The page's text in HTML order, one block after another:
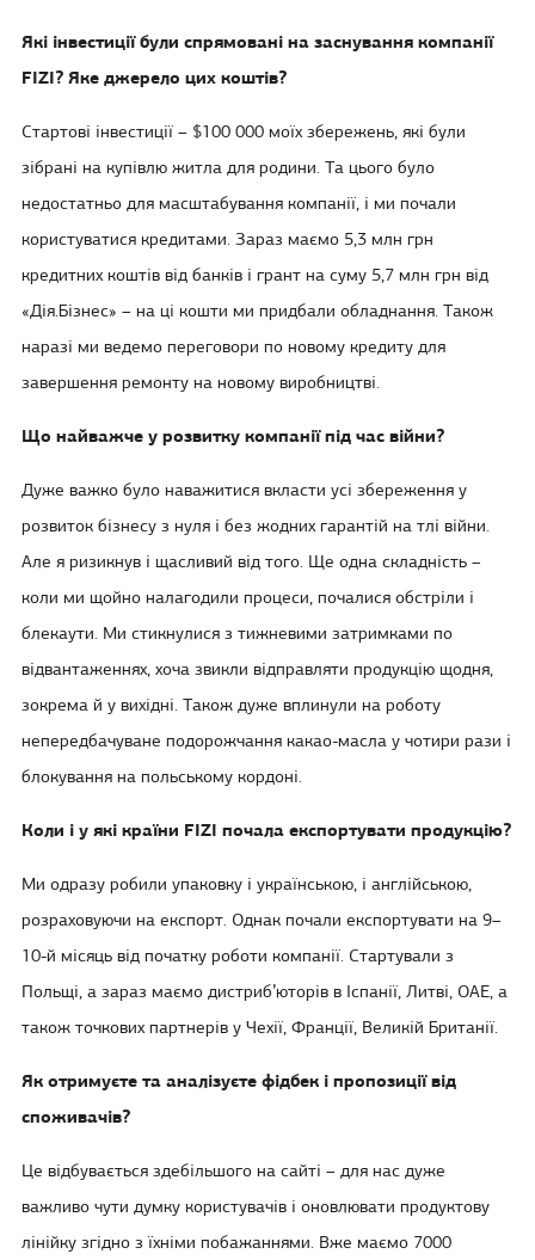
Які інвестиції були спрямовані на заснування компанії
FIZI? Яке джерело цих коштів?
Стартові інвестиції – $100 000 моїх збережень, які були
зібрані на купівлю житла для родини. Та цього було
недостатньо для масштабування компанії, і ми почали
користуватися кредитами. Зараз маємо 5,3 млн грн
кредитних коштів від банків і грант на суму 5,7 млн грн від
«Дія.Бізнес» – на ці кошти ми придбали обладнання. Також
наразі ми ведемо переговори по новому кредиту для
завершення ремонту на новому виробництві.
Що найважче у розвитку компанії під час війни?
Дуже важко було наважитися вкласти усі збереження у
розвиток бізнесу з нуля і без жодних гарантій на тлі війни.
Але я ризикнув і щасливий від того. Ще одна складність –
коли ми щойно налагодили процеси, почалися обстріли і
блекаути. Ми стикнулися з тижневими затримками по
відвантаженнях, хоча звикли відправляти продукцію щодня,
зокрема й у вихідні. Також дуже вплинули на роботу
непередбачуване подорожчання какао-масла у чотири рази і
блокування на польському кордоні.
Коли і у які країни FIZI почала експортувати продукцію?
Ми одразу робили упаковку і українською, і англійською,
розраховуючи на експорт. Однак почали експортувати на 9–
10-й місяць від початку роботи компанії. Стартували з
Польщі, а зараз маємо дистриб’юторів в Іспанії, Литві, ОАЕ, а
також точкових партнерів у Чехії, Франції, Великій Британії.
Як отримуєте та аналізуєте фідбек і пропозиції від
споживачів?
Це відбувається здебільшого на сайті – для нас дуже
важливо чути думку користувачів і оновлювати продуктову
лінійку згідно з їхніми побажаннями. Вже маємо 7000